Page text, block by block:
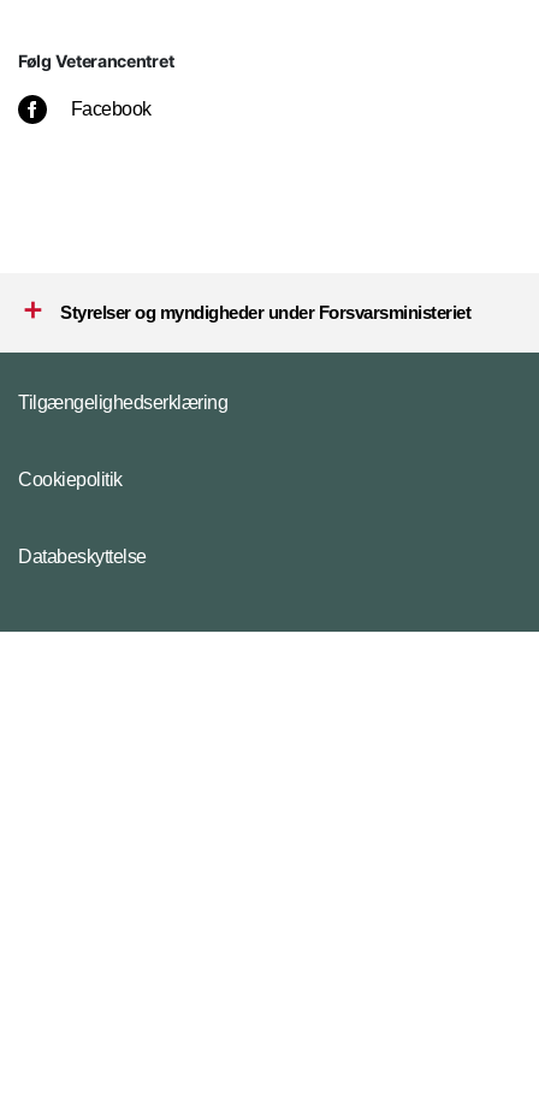
Følg Veterancentret
Facebook
Styrelser og myndigheder under Forsvarsministeriet
Tilgængelighedserklæring
Cookiepolitik
Databeskyttelse